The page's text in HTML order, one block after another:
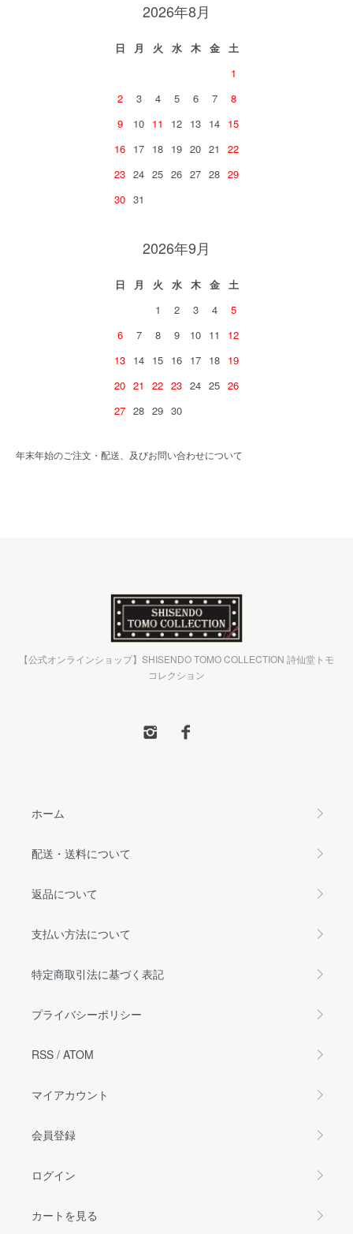
2026年8月
日 月 火 水 木 金
土
1
2
3 4 5 6 7
8
9
10 11 12 13 14 15
16 17 18 19 20 21
22
23 24 25 26 27 28 29
30 31
2026年9月
日 月 火 水 木 金
土
1
2 3 4
5
6
7 8 9 10 11
12
13 14 15 16 17 18 19
20 21 22 23 24 25 26
27 28 29 30
年末年始のご注文・配送、及びお問い合わせについて
【公式オンラインショップ】SHISENDO TOMO COLLECTION 詩仙堂トモ
コレクション
ホーム
配送・送料について
返品について
支払い方法について
特定商取引法に基づく表記
プライバシーポリシー
RSS / ATOM
マイアカウント
会員登録
ログイン
カートを見る